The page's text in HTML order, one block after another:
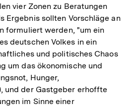
vier Zonen zu Beratungen
Ergebnis sollten Vorschläge an
formuliert werden, "um ein
deutschen Volkes in ein
und politisches Chaos
um das ökonomische und
Hunger,
und der Gastgeber erhoffte
im Sinne einer